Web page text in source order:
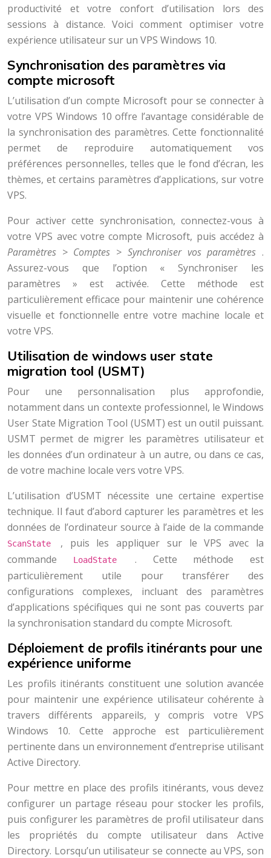
productivité et votre confort d’utilisation lors des
sessions à distance. Voici comment optimiser votre
expérience utilisateur sur un VPS Windows 10.
Synchronisation des paramètres via
compte microsoft
L’utilisation d’un compte Microsoft pour se connecter à
votre VPS Windows 10 offre l’avantage considérable de
la synchronisation des paramètres. Cette fonctionnalité
permet de reproduire automatiquement vos
préférences personnelles, telles que le fond d’écran, les
thèmes, et certains paramètres d’applications, sur votre
VPS.
Pour activer cette synchronisation, connectez-vous à
votre VPS avec votre compte Microsoft, puis accédez à
Paramètres > Comptes > Synchroniser vos paramètres .
Assurez-vous que l’option « Synchroniser les
paramètres » est activée. Cette méthode est
particulièrement efficace pour maintenir une cohérence
visuelle et fonctionnelle entre votre machine locale et
votre VPS.
Utilisation de windows user state
migration tool (USMT)
Pour une personnalisation plus approfondie,
notamment dans un contexte professionnel, le Windows
User State Migration Tool (USMT) est un outil puissant.
USMT permet de migrer les paramètres utilisateur et
les données d’un ordinateur à un autre, ou dans ce cas,
de votre machine locale vers votre VPS.
L’utilisation d’USMT nécessite une certaine expertise
technique. Il faut d’abord capturer les paramètres et les
données de l’ordinateur source à l’aide de la commande
ScanState , puis les appliquer sur le VPS avec la
commande
LoadState. Cette méthode est
particulièrement utile pour transférer des
configurations complexes, incluant des paramètres
d’applications spécifiques qui ne sont pas couverts par
la synchronisation standard du compte Microsoft.
Déploiement de profils itinérants pour une
expérience uniforme
Les profils itinérants constituent une solution avancée
pour maintenir une expérience utilisateur cohérente à
travers différents appareils, y compris votre VPS
Windows 10. Cette approche est particulièrement
pertinente dans un environnement d’entreprise utilisant
Active Directory.
Pour mettre en place des profils itinérants, vous devez
configurer un partage réseau pour stocker les profils,
puis configurer les paramètres de profil utilisateur dans
les propriétés du compte utilisateur dans Active
Directory. Lorsqu’un utilisateur se connecte au VPS, son